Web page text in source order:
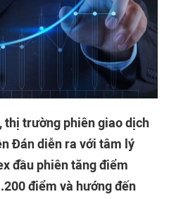
thị trường phiên giao dịch
Đán diễn ra với tâm lý
đầu phiên tăng điểm
điểm và hướng đến